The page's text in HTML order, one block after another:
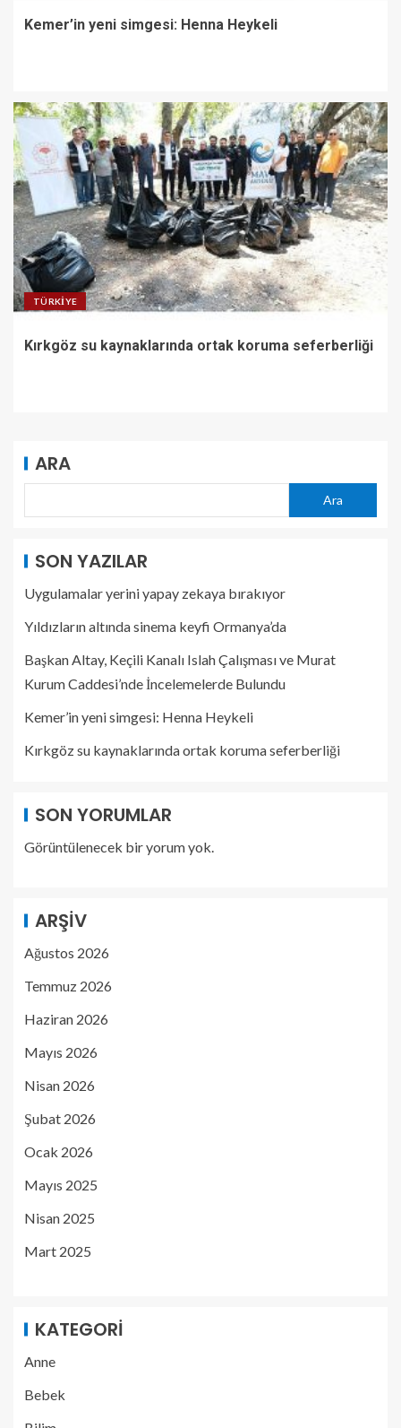
Kemer’in yeni simgesi: Henna Heykeli
TÜRKIYE
Kırkgöz su kaynaklarında ortak koruma seferberliği
ARA
Ara
SON YAZILAR
Uygulamalar yerini yapay zekaya bırakıyor
Yıldızların altında sinema keyfi Ormanya’da
Başkan Altay, Keçili Kanalı Islah Çalışması ve Murat
Kurum Caddesi’nde İncelemelerde Bulundu
Kemer’in yeni simgesi: Henna Heykeli
Kırkgöz su kaynaklarında ortak koruma seferberliği
SON YORUMLAR
Görüntülenecek bir yorum yok.
ARŞIV
Ağustos 2026
Temmuz 2026
Haziran 2026
Mayıs 2026
Nisan 2026
Şubat 2026
Ocak 2026
Mayıs 2025
Nisan 2025
Mart 2025
KATEGORI
Anne
Bebek